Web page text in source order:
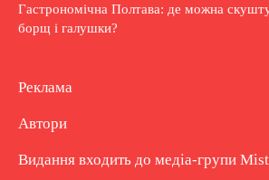
Гастрономічна Полтава: де можна
борщ і галушки?
Реклама
Автори
Видання входить до медіа-групи